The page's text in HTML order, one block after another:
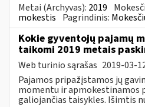
Metai (Archyvas): 2019
mokestis Pagrindinis:
Kokie gyventojų pajamų
taikomi 2019 metais
Web turinio sąrašas 2019-03-
Pajamos pripažįstamos jų
momentu ir apmokestinamos
galiojančias taisykles. Išimtis